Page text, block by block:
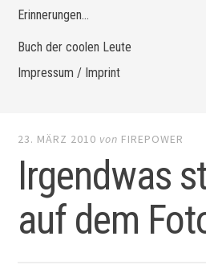
Erinnerungen…
Buch der coolen Leute
Impressum / Imprint
23. MÄRZ 2010 von FIREPOWER
Irgendwas
auf dem